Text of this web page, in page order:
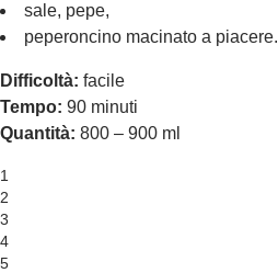
sale, pepe,
peperoncino macinato a piacere.
Difficoltà: facile
Tempo: 90 minuti
Quantità: 800 – 900 ml
1
2
3
4
5